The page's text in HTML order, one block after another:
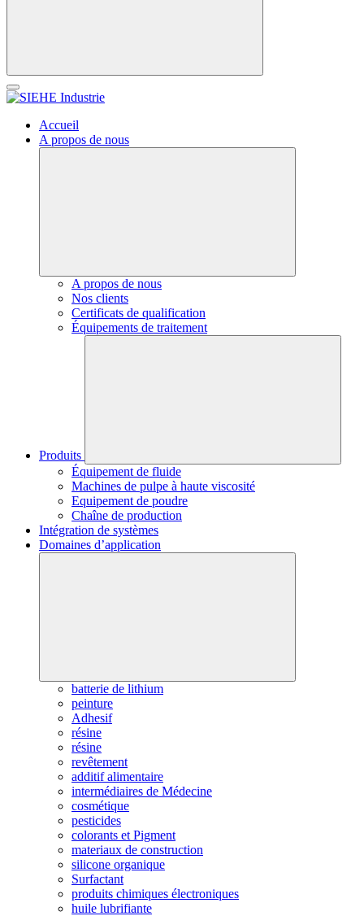
Accueil
A propos de nous
A propos de nous
Nos clients
Certificats de qualification
Équipements de traitement
Produits
Équipement de fluide
Machines de pulpe à haute viscosité
Equipement de poudre
Chaîne de production
Intégration de systèmes
Domaines d’application
batterie de lithium
peinture
Adhesif
résine
résine
revêtement
additif alimentaire
intermédiaires de Médecine
cosmétique
pesticides
colorants et Pigment
materiaux de construction
silicone organique
Surfactant
produits chimiques électroniques
huile lubrifiante